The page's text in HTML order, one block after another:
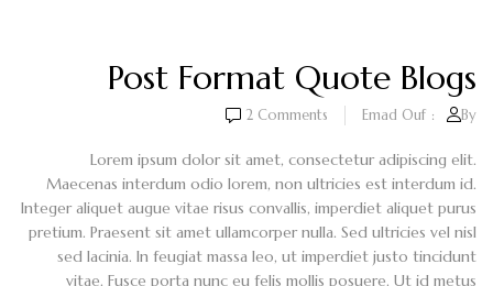
Post Format Quote Blogs
By:
Emad Ouf
2 Comments
Lorem ipsum dolor sit amet, consectetur adipiscing elit.
Maecenas interdum odio lorem, non ultricies est interdum id.
Integer aliquet augue vitae risus convallis, imperdiet aliquet purus
pretium. Praesent sit amet ullamcorper nulla. Sed ultricies vel nisl
sed lacinia. In feugiat massa leo, ut imperdiet justo tincidunt
vitae. Fusce porta nunc eu felis mollis posuere. Ut id metus